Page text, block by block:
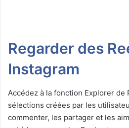
Regarder des
Instagram
Accédez à la fonction Explorer de
sélections créées par les
commenter, les partager et les